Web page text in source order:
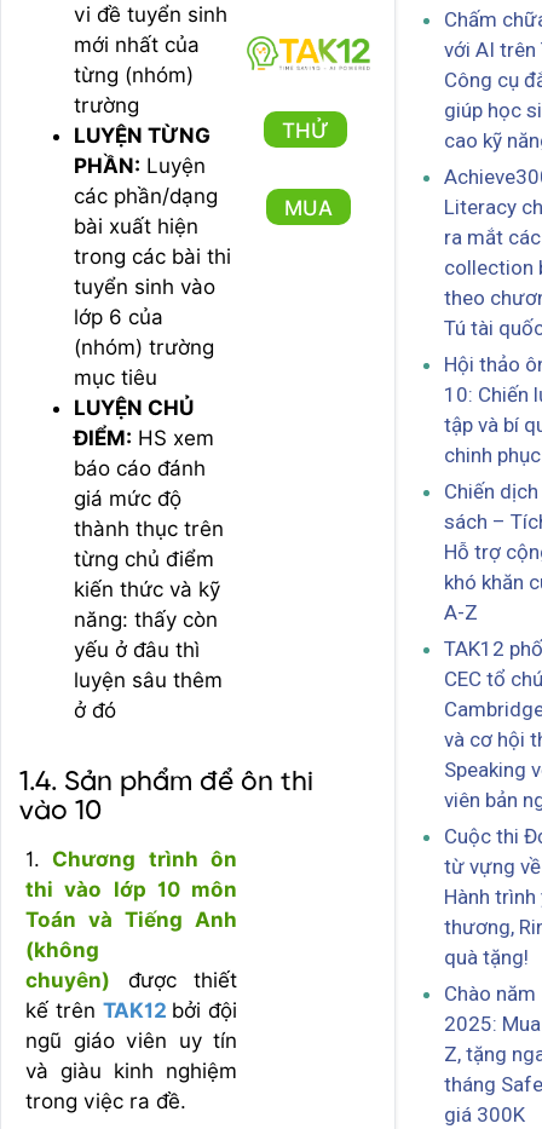
vi đề tuyển sinh
mới nhất của
từng (nhóm)
trường
LUYỆN TỪNG
PHẦN: Luyện
các phần/dạng
bài xuất hiện
trong các bài thi
tuyển sinh vào
lớp 6 của
(nhóm) trường
mục tiêu
LUYỆN CHỦ
ĐIỂM: HS xem
báo cáo đánh
giá mức độ
thành thục trên
từng chủ điểm
kiến thức và kỹ
năng: thấy còn
yếu ở đâu thì
luyện sâu thêm
ở đó
THỬ
MUA
1.4. Sản phẩm để ôn thi
vào 10
1. Chương trình ôn
thi vào lớp 10 môn
Toán và Tiếng Anh
(không
chuyên) được thiết
kế trên TAK12 bởi đội
ngũ giáo viên uy tín
và giàu kinh nghiệm
trong việc ra đề.
Chấm
với AI trên
Công cụ
giúp học
cao kỹ
Literacy
ra mắt các
collection
theo
Tú tài
Hội thảo
10: Chiến
tập và bí
chinh
Chiến
sách –
Hỗ trợ
khó khăn
A-Z
TAK12
CEC tổ
và cơ hội
Speaking
viên bản
Cuộc thi
từ vựng
Hành trình
thương,
quà tặng!
Chào
2025:
Z, tặng
tháng
giá 300K